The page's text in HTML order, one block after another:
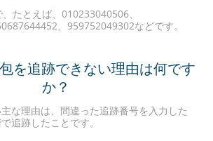
たとえば、010233040506、
、959752049302などです。
を追跡できない理由は何です
か？
な理由は、間違った追跡番号を入力した
追跡したことです。